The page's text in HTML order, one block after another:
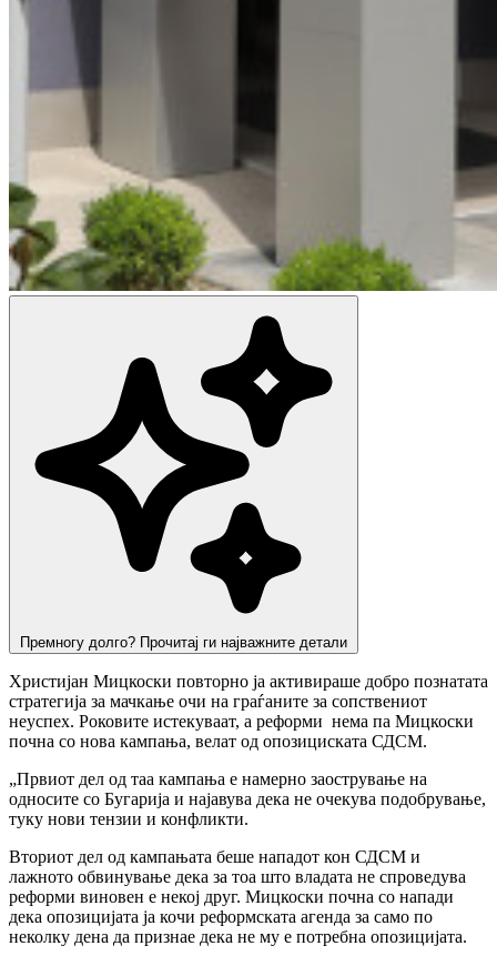
Премногу долго? Прочитај ги најважните детали
Христијан Мицкоски повторно ја активираше добро познатата
стратегија за мачкање очи на граѓаните за сопствениот
неуспех. Роковите истекуваат, а реформи нема па Мицкоски
почна со нова кампања, велат од опозициската СДСМ.
„Првиот дел од таа кампања е намерно заострување на
односите со Бугарија и најавува дека не очекува подобрување,
туку нови тензии и конфликти.
Вториот дел од кампањата беше нападот кон СДСМ и
лажното обвинување дека за тоа што владата не спроведува
реформи виновен е некој друг. Мицкоски почна со напади
дека опозицијата ја кочи реформската агенда за само по
неколку дена да признае дека не му е потребна опозицијата.